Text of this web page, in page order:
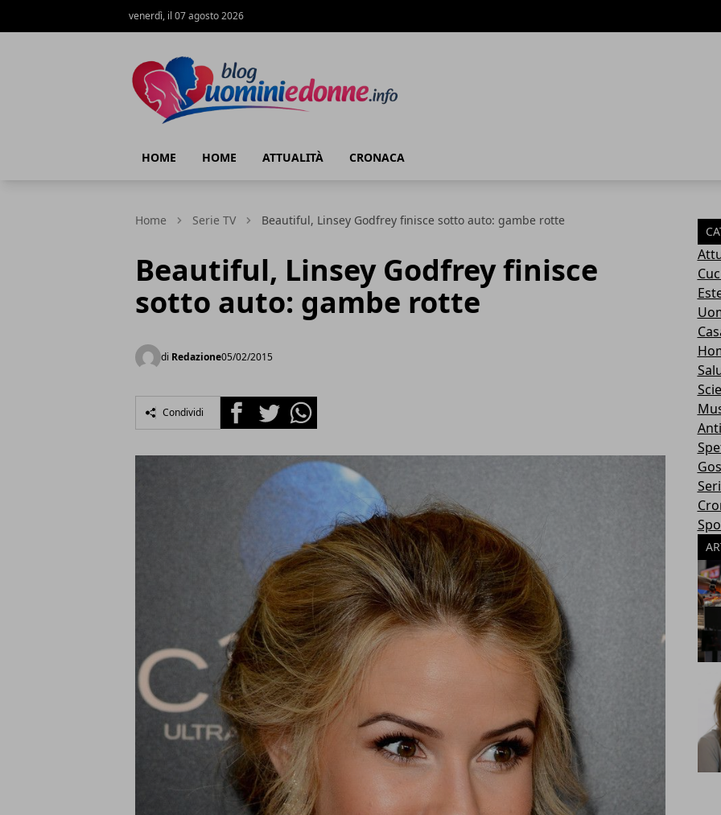
venerdì, il 07 agosto 2026
HOME HOME ATTUALITÀ CRONACA
Home Serie TV Beautiful, Linsey Godfrey finisce sotto auto: gambe rotte
Beautiful, Linsey Godfrey finisce
sotto auto: gambe rotte
di Redazione05/02/2015
Condividi FacebookTwitterWhatsapp